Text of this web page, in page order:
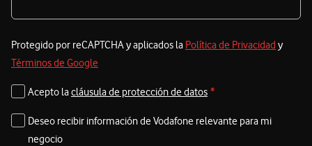
Protegido por reCAPTCHA y aplicados la Política de Privacidad y
Términos de Google
Acepto lacláusula de protección de datos *
Deseo recibir información de Vodafone relevante para mi
negocio